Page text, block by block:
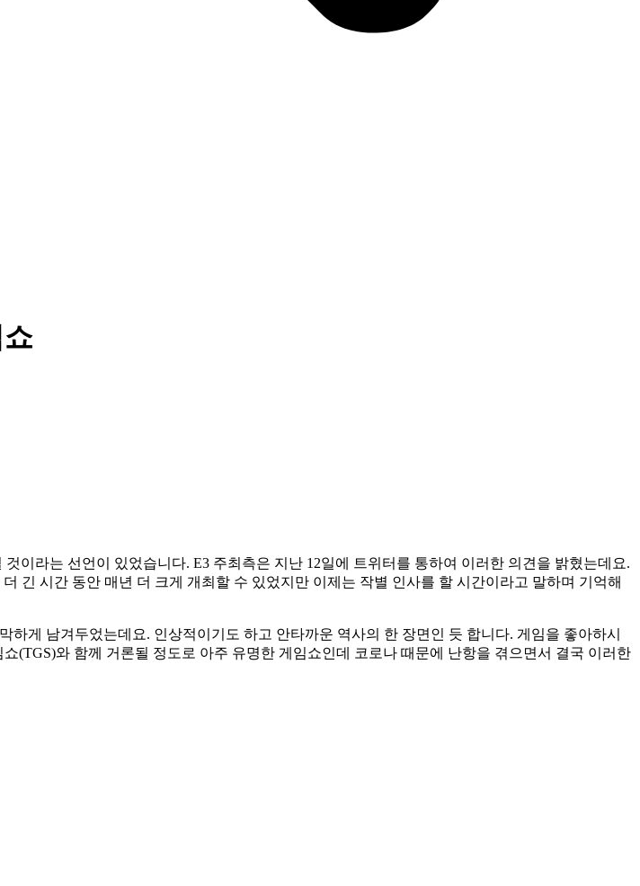
이라는 선언이 있었습니다. E3 주최측은 지난 12일에 트위터를 통하여 이러한 의견을 밝혔는데요.
긴 시간 동안 매년 더 크게 개최할 수 있었지만 이제는 작별 인사를 할 시간이라고 말하며 기억해
하게 남겨두었는데요. 인상적이기도 하고 안타까운 역사의 한 장면인 듯 합니다. 게임을 좋아하시
(TGS)와 함께 거론될 정도로 아주 유명한 게임쇼인데 코로나 때문에 난항을 겪으면서 결국 이러한